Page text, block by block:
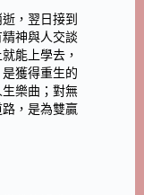
，翌日接到
神與人交談
能上學去，
獲得重生的
樂曲；對無
，是為雙贏